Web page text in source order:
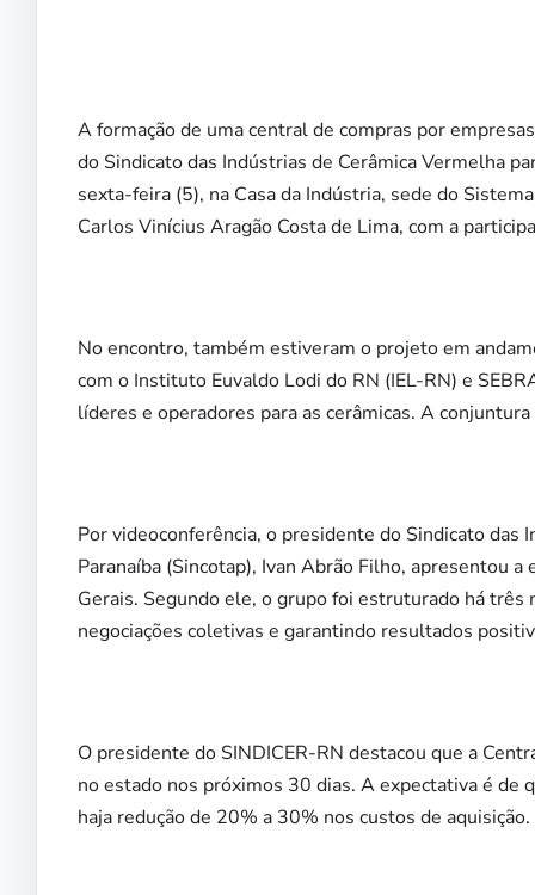
A formação de uma central de compras por
do Sindicato das Indústrias de Cerâmica Vermelha
sexta-feira (5), na Casa da Indústria, sede do
Carlos Vinícius Aragão Costa de Lima, com a
No encontro, também estiveram o projeto em
com o Instituto Euvaldo Lodi do RN (IEL-RN) e
líderes e operadores para as cerâmicas. A
Por videoconferência, o presidente do Sindicato
Paranaíba (Sincotap), Ivan Abrão Filho, apresentou
Gerais. Segundo ele, o grupo foi estruturado há
negociações coletivas e garantindo resultados
O presidente do SINDICER-RN destacou que a
no estado nos próximos 30 dias. A expectativa é de
haja redução de 20% a 30% nos custos de aquisição.